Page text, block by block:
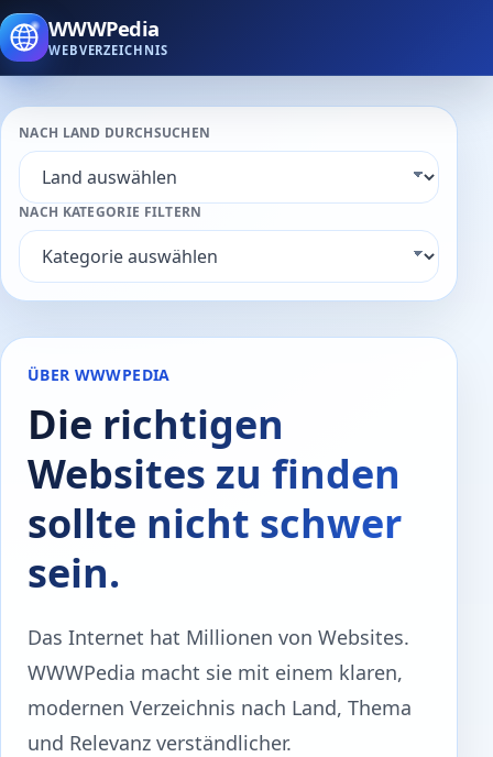
WWWPedia
WEBVERZEICHNIS
NACH LAND DURCHSUCHEN
NACH KATEGORIE FILTERN
ÜBER WWWPEDIA
Die richtigen
Websites zu finden
sollte nicht schwer
sein.
Das Internet hat Millionen von Websites.
WWWPedia macht sie mit einem klaren,
modernen Verzeichnis nach Land, Thema
und Relevanz verständlicher.